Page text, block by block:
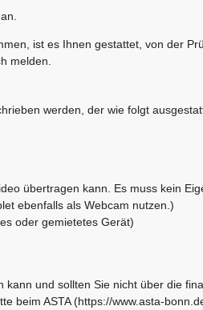
ist es Ihnen gestattet, von der
melden.
werden, der wie folgt
übertragen kann. Es muss kein
ebenfalls als Webcam nutzen.)
oder gemietetes Gerät)
und sollten Sie nicht über die
beim ASTA (https://www.asta-